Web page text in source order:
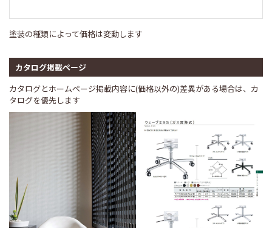
塗装の種類によって価格は変動します
カタログ掲載ページ
カタログとホームページ掲載内容に(価格以外の)差異がある場合は、カ
タログを優先します